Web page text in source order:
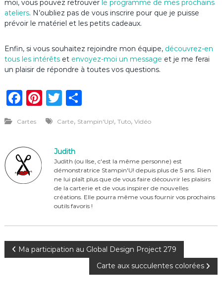
moi, vous pouvez retrouver le programme de mes prochains
ateliers. N’oubliez pas de vous inscrire pour que je puisse
prévoir le matériel et les petits cadeaux.
Enfin, si vous souhaitez rejoindre mon équipe, découvrez-en
tous les intérêtset envoyez-moi un message et je me ferai
un plaisir de répondre à toutes vos questions.
F
c
e
b
o
Pi
n
te
re
st
T
it
te
r
P
ta
er
Cartes Carte, Stampin'Up!, Tuto, Vidéo
Judith
Judith (ou Ilse, c'est la même personne) est
démonstratrice Stampin'U! depuis plus de 5 ans. Rien
ne lui plaît plus que de vous faire découvrir les plaisirs
de la carterie et de vous inspirer de nouvelles
créations. Elle pourra même vous fournir vos prochains
outils favoris !
N Ma participation au Global Design Project 279
Carte aux succulentes colorées